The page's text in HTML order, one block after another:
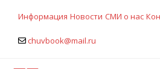
Информация Новости СМИ о нас
chuvbook@mail.ru